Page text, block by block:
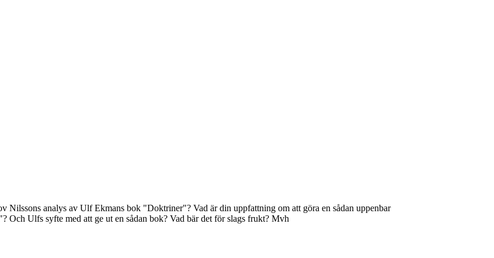
analys av Ulf Ekmans bok "Doktriner"? Vad är din uppfattning om att göra en sådan uppenbar
Ulfs syfte med att ge ut en sådan bok? Vad bär det för slags frukt? Mvh